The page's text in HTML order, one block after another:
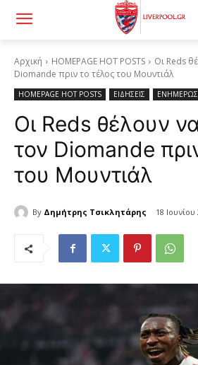
Αρχική HOMEPAGE HOT POSTS
Οι Reds
Diomande πριν το τέλος του Μουντιάλ
HOMEPAGE HOT POSTS ΕΙΔΗΣΕΙΣ
Οι Reds θέλουν
τον Diomande
του Μουντιάλ
By Δημήτρης Τσικλητάρης 18 Ιουνίου